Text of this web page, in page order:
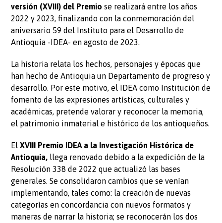
versión (XVIII) del Premiose realizará entre los años
2022 y 2023, finalizando con la conmemoración del
aniversario 59 del Instituto para el Desarrollo de
Antioquia -IDEA- en agosto de 2023.
La historia relata los hechos, personajes y épocas que
han hecho de Antioquia un Departamento de progreso y
desarrollo. Por este motivo, el IDEA como Institución de
fomento de las expresiones artísticas, culturales y
académicas, pretende valorar y reconocer la memoria,
el patrimonio inmaterial e histórico de los antioqueños.
ElXVIII Premio IDEA a la Investigación Histórica de
Antioquia, llega renovado debido a la expedición de la
Resolución 338 de 2022 que actualizó las bases
generales. Se consolidaron cambios que se venían
implementando, tales como: la creación de nuevas
categorías en concordancia con nuevos formatos y
maneras de narrar la historia; se reconocerán los dos